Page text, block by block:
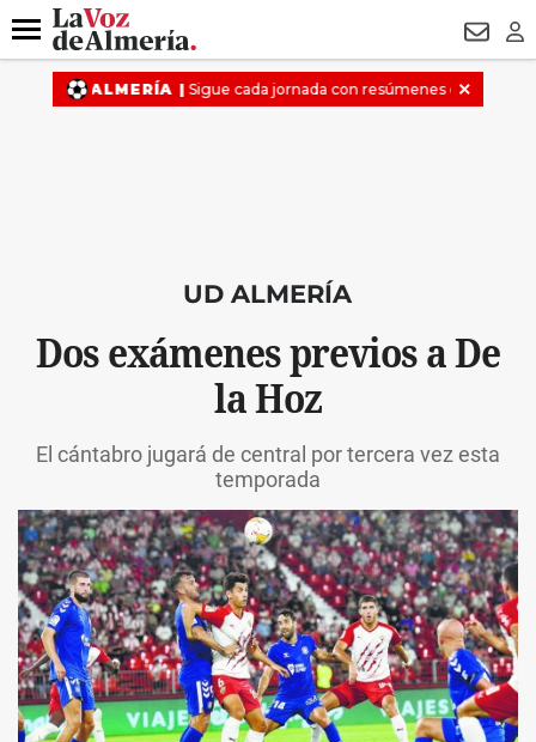
DESTACADO DRON UDA
Menú
UD ALMERÍA
Dos exámenes previos a De
la Hoz
El cántabro jugará de central por tercera vez esta
temporada